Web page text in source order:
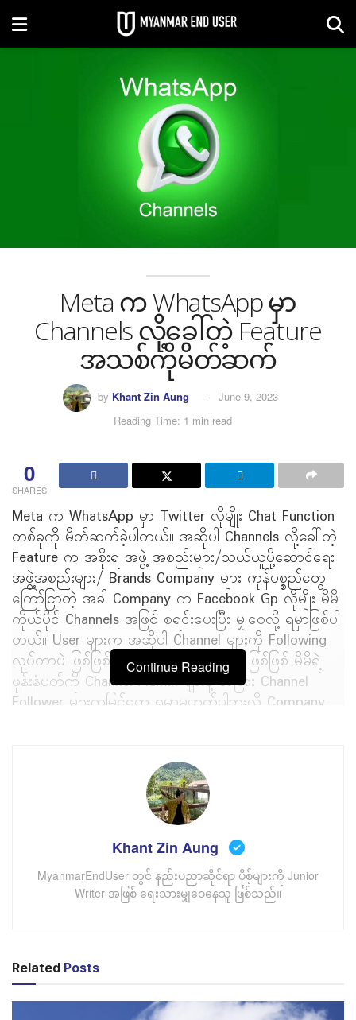
Meta က WhatsApp မှာ
Channels လို့ခေါ်တဲ့ Feature
အသစ်ကိုမိတ်ဆက်
by Khant Zin Aung
June 9, 2023
Reading Time: 1 min read
0
SHARES
Meta က WhatsApp မှာ Twitter လိုမျိုး Chat Function
တစ်ခုကို မိတ်ဆက်ခဲ့ပါတယ်။ အဆိုပါ Channels လို့ခေါ်တဲ့
Feature က အစိုးရ အဖွဲ့ အစည်းများ/သယ်ယူပို့ဆောင်ရေး
အဖွဲ့အစည်းများ/ Brands Company များ ကုန်ပစ္စည်တွေ
ကြော်ငြာတဲ့ အခါ Company က Facebook Gp လိုမျိုး မိမိ
ကိုယ်ပိုင် Channels အဖြစ် စရင်းပေးပြီး မျှဝေလို့ ရမှာဖြစ်ပါ
တယ်။ User များက အဆိုပါ Channel များကို Following
လုပ်တာပဲ ဖြစ်ဖြစ် ဝင်ရောက်ကြည့်ရှုတာပဲ ဖြစ်ဖြစ် မိမိရဲ့
ဖုန်းနံပတ်ကို Channel Admin များနဲ့ တခြား Channel
Follower များကမြင်တွေ့ ရမှာမဟုတ်ပါဘူးလို့ Company
နှင့် စာဖိုင်များ ပေးပို့ လို့ ရမှာဖြစ်ပါတယ်။
Introducing WhatsApp Channels
Continue Reading
Khant Zin Aung
MyanmarEndUser တွင် နည်းပညာဆိုင်ရာ ပိုစ့်များကို Junior
Writer အဖြစ် ရေးသားမျှဝေနေသူ ဖြစ်သည်။
Related Posts